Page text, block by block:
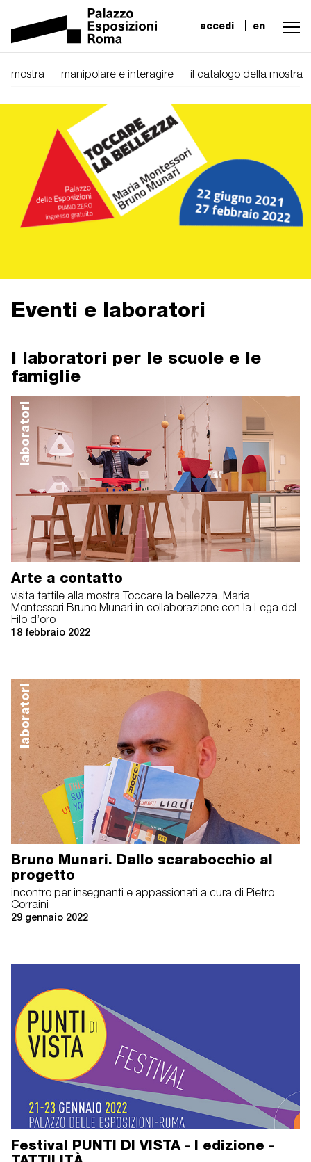
accedi en
mostra manipolare e interagire il catalogo della mostra
Eventi e laboratori
I laboratori per le scuole e le
famiglie
laboratori
Arte a contatto
visita tattile alla mostra Toccare la bellezza. Maria
Montessori Bruno Munari in collaborazione con la Lega del
Filo d’oro
18 febbraio 2022
laboratori
Bruno Munari. Dallo scarabocchio al
progetto
incontro per insegnanti e appassionati a cura di Pietro
Corraini
29 gennaio 2022
Festival PUNTI DI VISTA - I edizione -